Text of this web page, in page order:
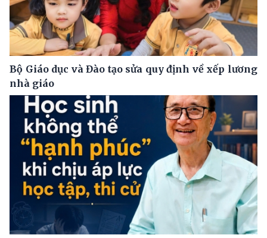
Bộ Giáo dục và Đào tạo sửa quy định về xếp lương
nhà giáo